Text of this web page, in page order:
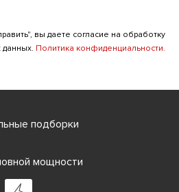
вы даете согласие на обработку
данных. Политика конфиденциальности.
подборки
мощности